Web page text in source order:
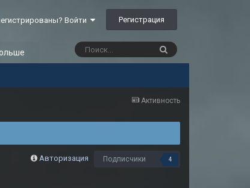
Войти Регистрация
Активность
Авторизация Подписчики 4